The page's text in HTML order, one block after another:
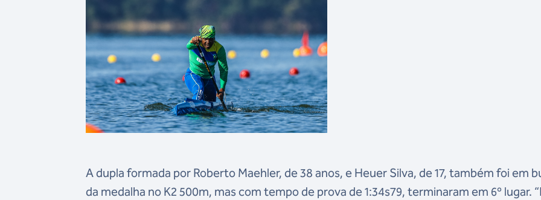
A dupla formada por Roberto Maehler, de 38 anos, e Heuer Silva, de 17, também foi em
da medalha no K2 500m, mas com tempo de prova de 1:34s79, terminaram em 6º lugar.